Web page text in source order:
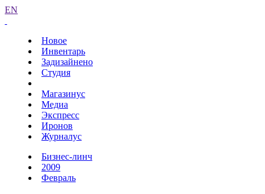
EN
Новое
Инвентарь
Задизайнено
Студия
Магазинус
Медиа
Экспресс
Иронов
Журналус
Бизнес-линч
2009
Февраль